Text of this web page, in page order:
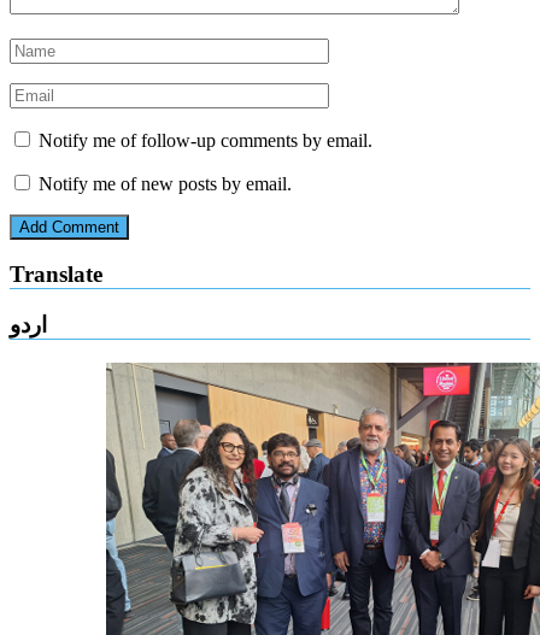
Notify me of follow-up comments by email.
Notify me of new posts by email.
Translate
اردو